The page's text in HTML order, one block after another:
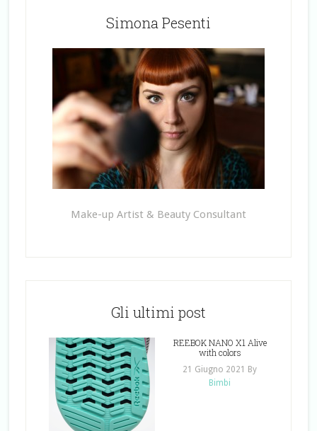
Simona Pesenti
Make-up Artist & Beauty Consultant
Gli ultimi post
REEBOK NANO X1 Alive
with colors
21 Giugno 2021
By
Bimbi